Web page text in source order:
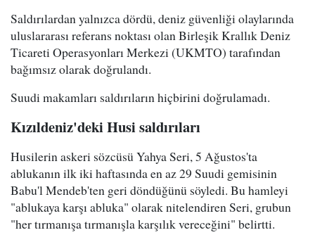
Saldırılardan yalnızca dördü, deniz güvenliği olaylarında
uluslararası referans noktası olan Birleşik Krallık Deniz
Ticareti Operasyonları Merkezi (UKMTO) tarafından
bağımsız olarak doğrulandı.
Suudi makamları saldırıların hiçbirini doğrulamadı.
Kızıldeniz'deki Husi saldırıları
Husilerin askeri sözcüsü Yahya Seri, 5 Ağustos'ta
ablukanın ilk iki haftasında en az 29 Suudi gemisinin
Babu'l Mendeb'ten geri döndüğünü söyledi. Bu hamleyi
"ablukaya karşı abluka" olarak nitelendiren Seri, grubun
"her tırmanışa tırmanışla karşılık vereceğini" belirtti.